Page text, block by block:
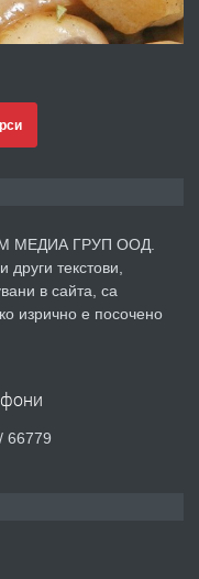
стъпките на Ангел
преди 1 година
МЕДИА ГРУП ООД.
текстови,
в сайта, са
изрично е посочено
66779